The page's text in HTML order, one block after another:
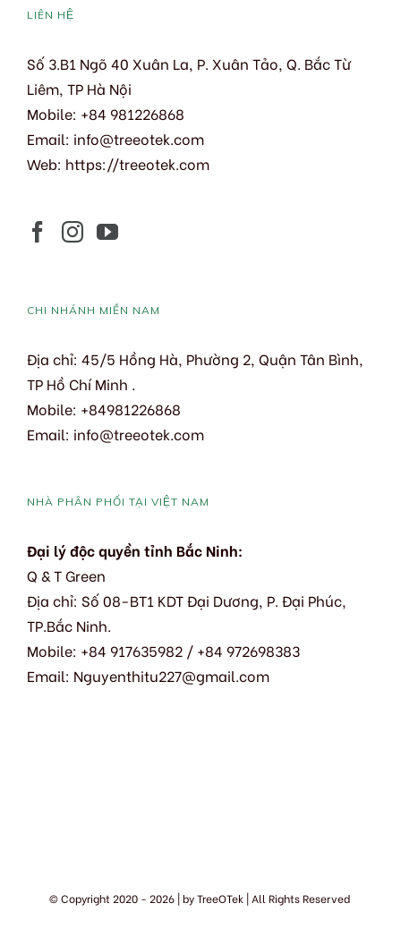
LIÊN HỆ
Số 3.B1 Ngõ 40 Xuân La, P. Xuân Tảo, Q. Bắc Từ
Liêm, TP Hà Nội
Mobile: +84 981226868
Email: info@treeotek.com
Web: https://treeotek.com
CHI NHÁNH MIỀN NAM
Địa chỉ: 45/5 Hồng Hà, Phường 2, Quận Tân Bình,
TP Hồ Chí Minh .
Mobile: +84981226868
Email: info@treeotek.com
NHÀ PHÂN PHỐI TẠI VIỆT NAM
Đại lý độc quyền tỉnh Bắc Ninh:
Q & T Green
Địa chỉ: Số 08-BT1 KDT Đại Dương, P. Đại Phúc,
TP.Bắc Ninh.
Mobile: +84 917635982 / +84 972698383
Email: Nguyenthitu227@gmail.com
© Copyright 2020 - 2026 | byTreeOTek| All Rights Reserved